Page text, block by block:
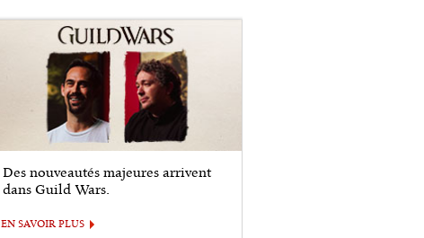
Des nouveautés majeures arrivent
dans Guild Wars.
EN SAVOIR PLUS